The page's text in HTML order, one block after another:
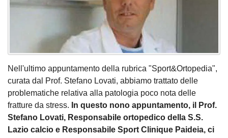
Nell'ultimo appuntamento della rubrica "Sport&Ortopedia",
curata dal Prof. Stefano Lovati, abbiamo trattato delle
problematiche relativa alla patologia poco nota delle
fratture da stress. In questo nono appuntamento, il Prof.
Stefano Lovati, Responsabile ortopedico della S.S.
Lazio calcio e Responsabile Sport Clinique Paideia, ci